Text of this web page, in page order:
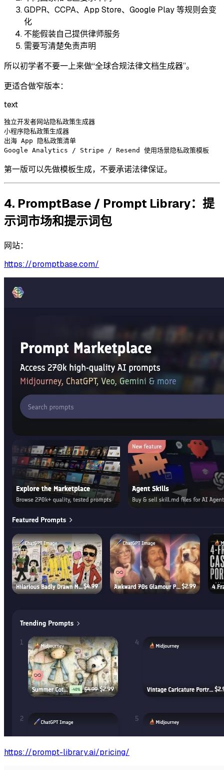
GDPR、CCPA、App Store、Google Play 等规则会变
化
不能假装自己提供律师服务
需要写清楚免责声明
所以初学者不要一上来做“全球合规法律文档生成器”。
更适合做窄版本：
text
独立开发者网站隐私政策生成器
小程序隐私政策生成器
出海 App 隐私政策清单
第一版可以先做模板生成，不要承诺法律保证。
4. PromptBase / Prompt Library：提
示词市场和提示词包
网站：
https://promptbase.com/
https://prompt-library.ai/pricing/